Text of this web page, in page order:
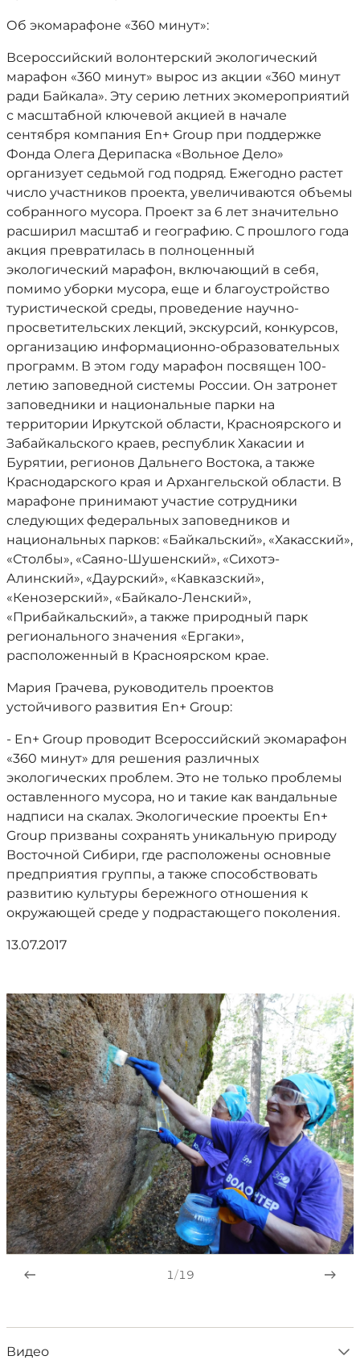
Об экомарафоне «360 минут»:
Всероссийский волонтерский экологический
марафон «360 минут» вырос из акции «360 минут
ради Байкала». Эту серию летних экомероприятий
с масштабной ключевой акцией в начале
сентября компания En+ Group при поддержке
Фонда Олега Дерипаска «Вольное Дело»
организует седьмой год подряд. Ежегодно растет
число участников проекта, увеличиваются объемы
собранного мусора. Проект за 6 лет значительно
расширил масштаб и географию. С прошлого года
акция превратилась в полноценный
экологический марафон, включающий в себя,
помимо уборки мусора, еще и благоустройство
туристической среды, проведение научно-
просветительских лекций, экскурсий, конкурсов,
организацию информационно-образовательных
программ. В этом году марафон посвящен 100-
летию заповедной системы России. Он затронет
заповедники и национальные парки на
территории Иркутской области, Красноярского и
Забайкальского краев, республик Хакасии и
Бурятии, регионов Дальнего Востока, а также
Краснодарского края и Архангельской области. В
марафоне принимают участие сотрудники
следующих федеральных заповедников и
национальных парков: «Байкальский», «Хакасский»,
«Столбы», «Саяно-Шушенский», «Сихотэ-
Алинский», «Даурский», «Кавказский»,
«Кенозерский», «Байкало-Ленский»,
«Прибайкальский», а также природный парк
регионального значения «Ергаки»,
расположенный в Красноярском крае.
Мария Грачева, руководитель проектов
устойчивого развития En+ Group:
- En+ Group проводит Всероссийский экомарафон
«360 минут» для решения различных
экологических проблем. Это не только проблемы
оставленного мусора, но и такие как вандальные
надписи на скалах. Экологические проекты En+
Group призваны сохранять уникальную природу
Восточной Сибири, где расположены основные
предприятия группы, а также способствовать
развитию культуры бережного отношения к
окружающей среде у подрастающего поколения.
13.07.2017
1/19
Видео